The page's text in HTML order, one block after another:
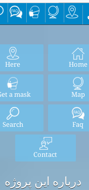
Home
Here
Map
Get a mask!
Faq
Search
Contact
درباره این پروژه